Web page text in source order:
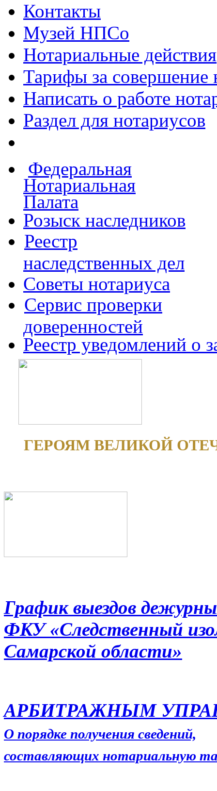
Контакты
Музей НПСо
Нотариальные действия
Тарифы за совершение
Написать о работе
Раздел для нотариусов
Федеральная
Нотариальная
Палата
Розыск наследников
Реестр
наследственных дел
Советы нотариуса
Сервис проверки
доверенностей
Реестр уведомлений о
ГЕРОЯМ ВЕЛИКОЙ
График выездов
ФКУ «Следственный
Самарской области»
АРБИТРАЖНЫМ
О порядке получения сведений,
составляющих нотариальную